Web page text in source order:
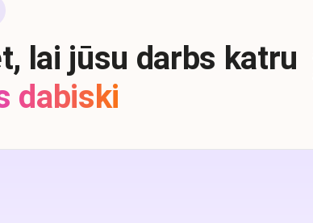
lai jūsu darbs katru
dabiski